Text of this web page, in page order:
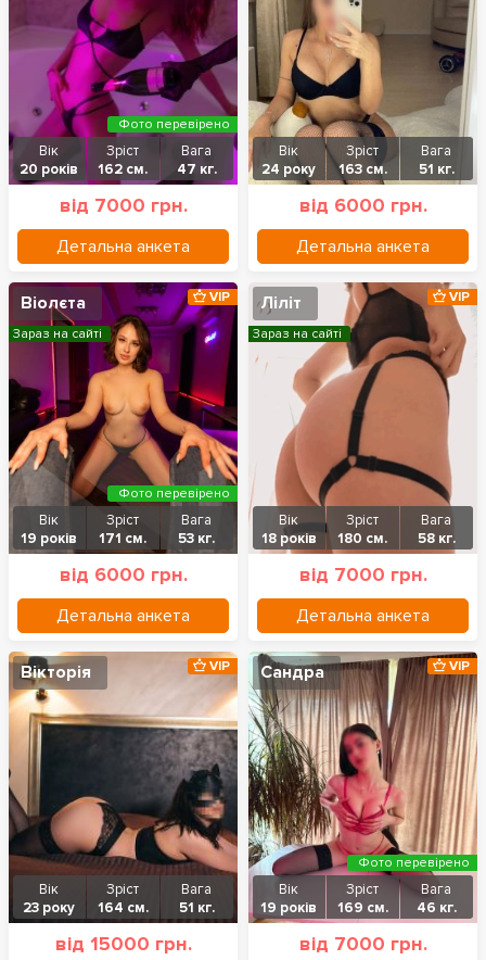
Вік
20 років
Зріст
162 см.
Вага
47 кг.
від 7000 грн.
Детальна анкета
Фото перевірено
Вік
24 року
Зріст
163 см.
Вага
51 кг.
від 6000 грн.
Детальна анкета
Віолєта
Вік
19 років
Зріст
171 см.
Вага
53 кг.
від 6000 грн.
Детальна анкета
VIP
Зараз на сайті
Фото перевірено
Ліліт
Вік
18 років
Зріст
180 см.
Вага
58 кг.
від 7000 грн.
Детальна анкета
VIP
Зараз на сайті
Вікторія
Вік
23 року
Зріст
164 см.
Вага
51 кг.
від 15000 грн.
VIP Сандра
Вік
19 років
Зріст
169 см.
Вага
46 кг.
від 7000 грн.
VIP
Фото перевірено